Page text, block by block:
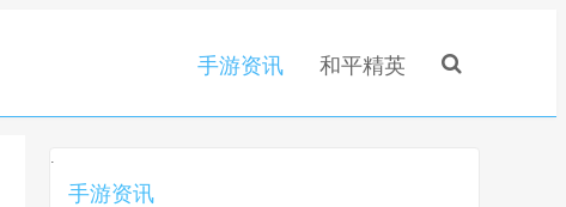
手游资讯 和平精英
.
手游资讯